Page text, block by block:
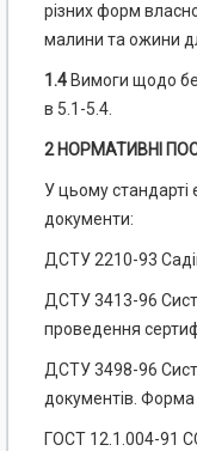
різних форм
малини та ожини
1.4 Вимоги щодо
в 5.1-5.4.
2 НОРМАТИВНІ
У цьому стандарті
документи:
ДСТУ 2210-93
ДСТУ 3413-96
проведення
ДСТУ 3498-96
документів. Форма
ГОСТ 12.1.004-91